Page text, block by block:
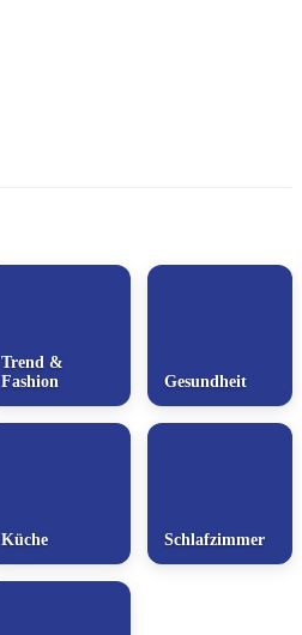
Trend &
Fashion
Gesundheit
Küche Schlafzimmer